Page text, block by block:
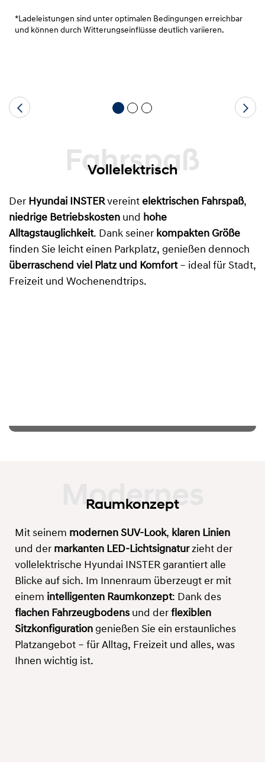
*Ladeleistungen sind unter optimalen Bedingungen erreichbar
und können durch Witterungseinflüsse deutlich variieren.
Fahrspaß
Vollelektrisch
Der Hyundai INSTERvereint elektrischen Fahrspaß,
niedrige Betriebskosten und hohe
Alltagstauglichkeit. Dank seiner kompakten Größe
finden Sie leicht einen Parkplatz, genießen dennoch
überraschend viel Platz und Komfort– ideal für Stadt,
Freizeit und Wochenendtrips.
Raumkonzept
Mit seinem modernen SUV-Look, klaren Linien
und der markanten LED-Lichtsignaturzieht der
vollelektrische Hyundai INSTER garantiert alle
Blicke auf sich. Im Innenraum überzeugt er mit
einem intelligenten Raumkonzept: Dank des
flachen Fahrzeugbodens und der flexiblen
Sitzkonfiguration genießen Sie ein erstaunliches
Platzangebot – für Alltag, Freizeit und alles, was
Ihnen wichtig ist.